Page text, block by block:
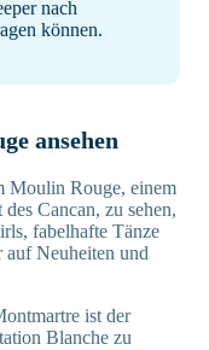
nach
können.
ansehen
Moulin Rouge, einem
Cancan, zu sehen,
fabelhafte Tänze
auf Neuheiten und
ist der
Blanche zu